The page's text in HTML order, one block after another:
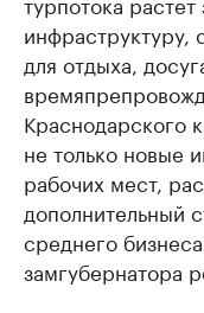
инфраструктуру,
для отдыха,
Краснодарского
не только новые
рабочих мест,
дополнительный
среднего
замгубернатора